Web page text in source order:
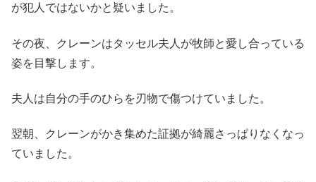
が犯人ではないかと疑いました。
その夜、クレーンはタッセル夫人が牧師と愛し合っている
姿を目撃します。
夫人は自分の手のひらを刃物で傷つけていました。
翌朝、クレーンがかき集めた証拠が綺麗さっぱりなくなっ
ていました。